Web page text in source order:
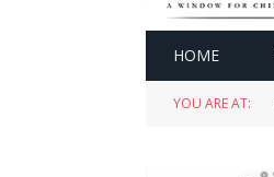
HOME
YOU ARE AT: